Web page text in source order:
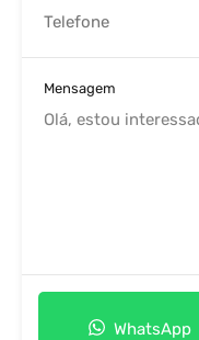
Mensagem
WhatsApp